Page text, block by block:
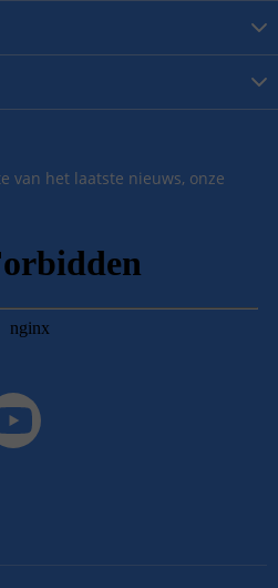
van het laatste nieuws, onze